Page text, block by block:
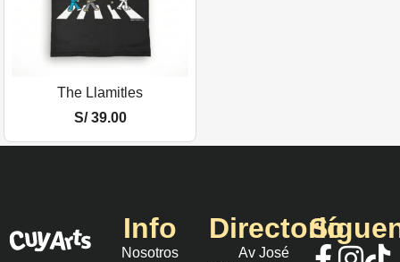
The Llamitles
S/39.00
Info
Nosotros
Directorio
Av José